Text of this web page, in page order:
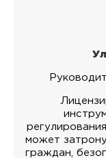
может
граждан,